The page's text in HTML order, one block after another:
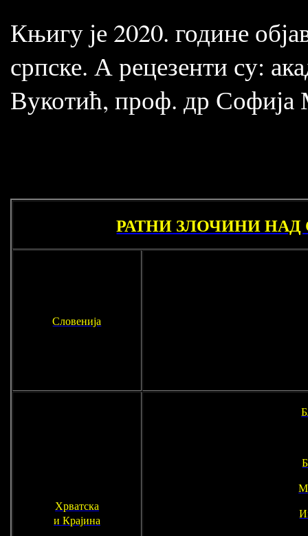
Књигу је 2020. године
српске. А рецезенти су:
Вукотић, проф. др
РАТНИ ЗЛОЧИНИ НАД
Словенија
Хрватска
и Крајина